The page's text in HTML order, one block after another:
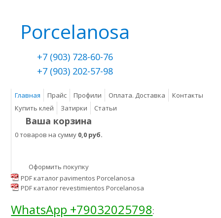
Porcelanosa
+7 (903) 728-60-76
+7 (903) 202-57-98
Главная Прайс Профили Оплата. Доставка
Контакты
Купить клей
Затирки Статьи
Ваша корзина
0 товаров на сумму 0,0 руб.
Оформить покупку
PDF каталог pavimentos Porcelanosa
PDF каталог revestimientos Porcelanosa
WhatsApp +79032025798: